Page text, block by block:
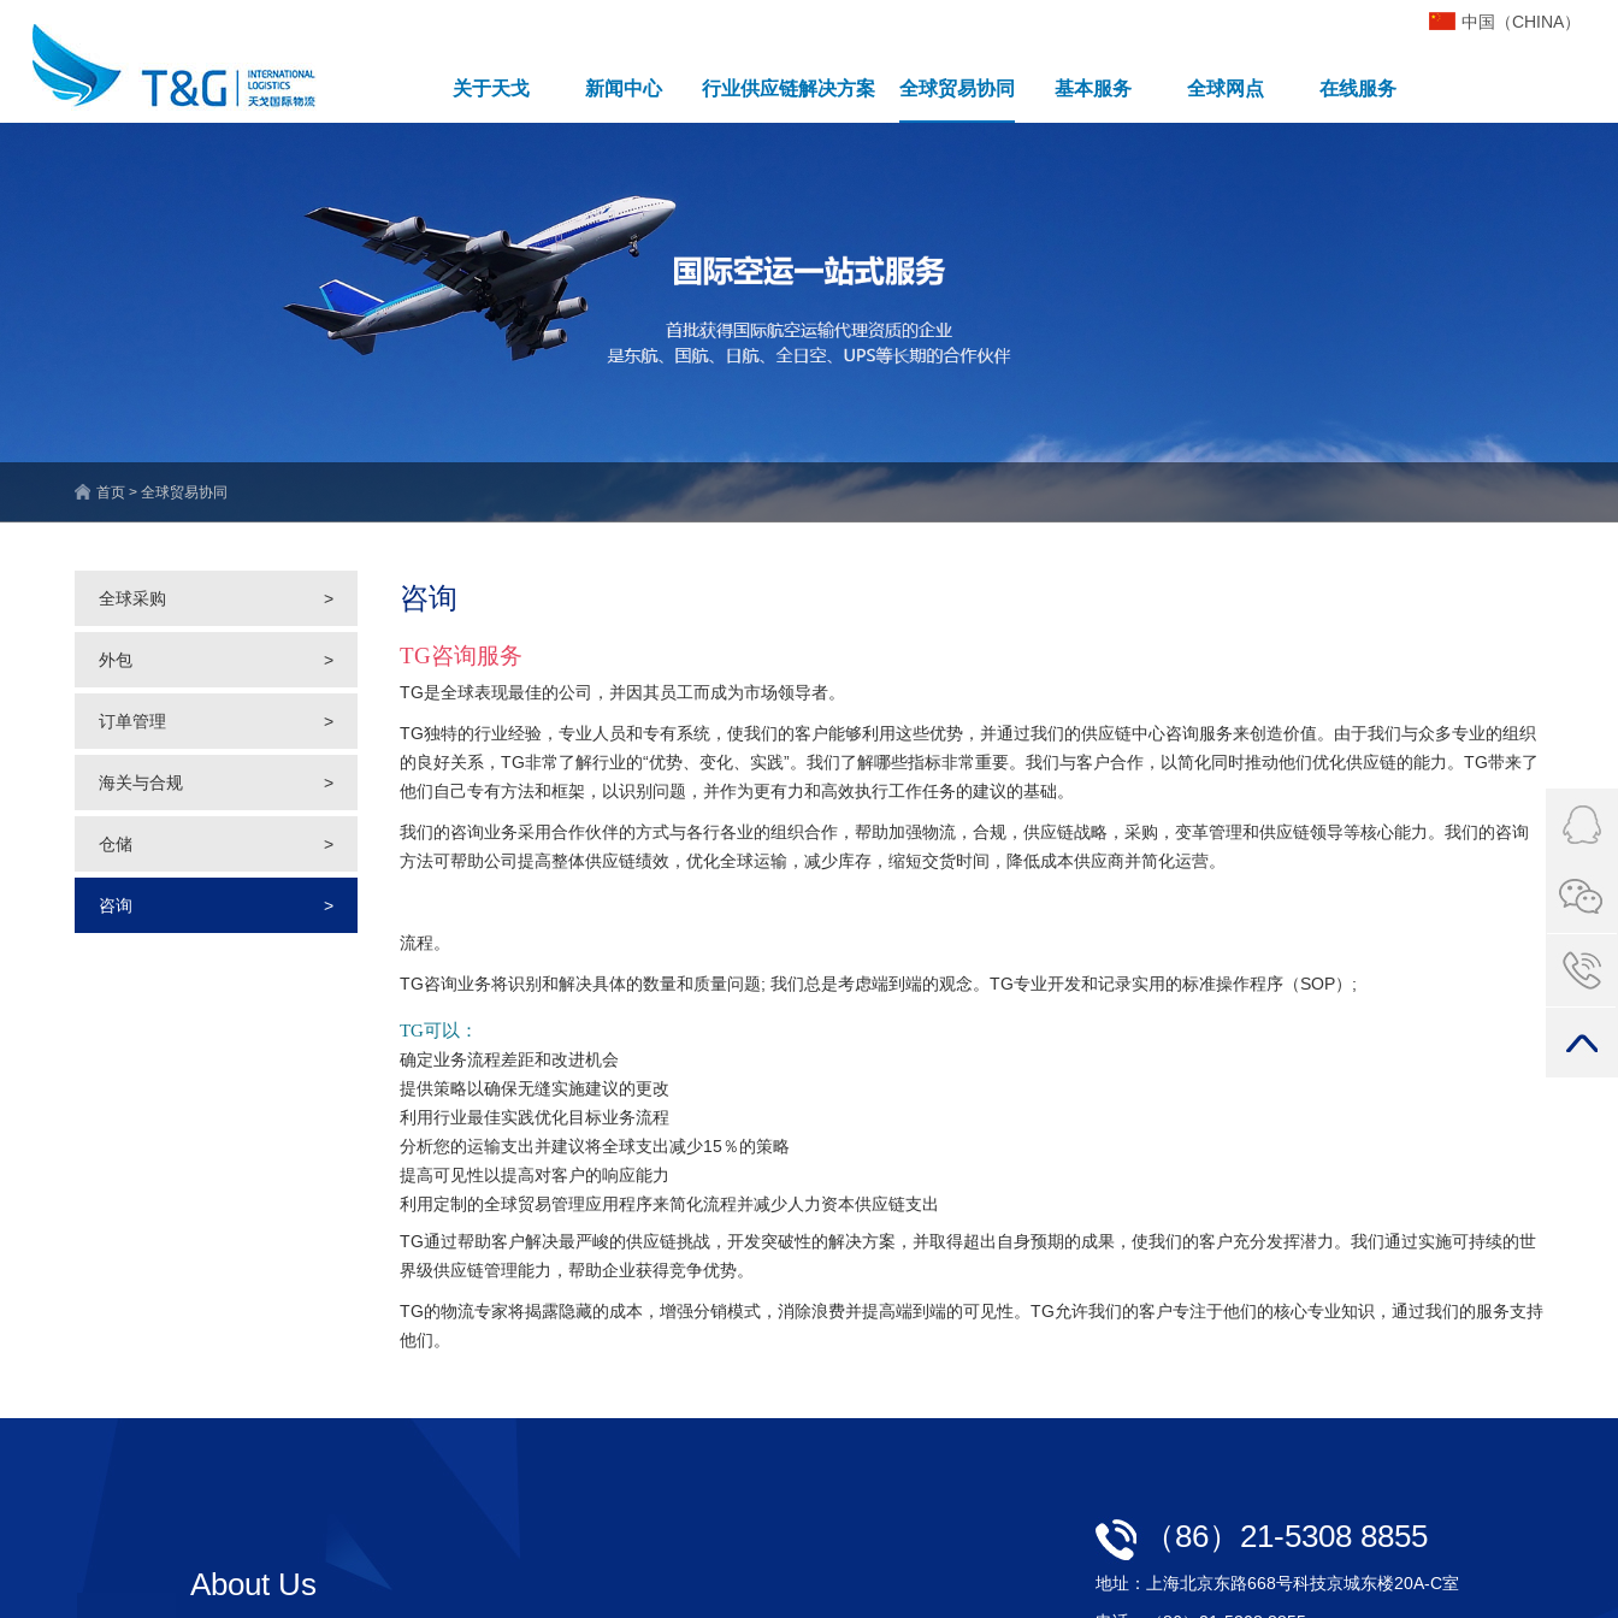
中国（CHINA）
关于天戈 新闻中心 行业供应链解决方案 全球贸易协同 基本服务 全球网点 在线服务
首页 > 全球贸易协同
咨询
TG咨询服务
TG是全球表现最佳的公司，并因其员工而成为市场领导者。
TG独特的行业经验，专业人员和专有系统，使我们的客户能够利用这些优势，并通过我们的供应链中心咨询服务来创造价值。 由于我们与众多专业的组织
的良好关系，TG非常了解行业的“优势、变化、实践”。我们了解哪些指标非常重要。我们与客户合作，以简化同时推动他们优化供应链的能力。 TG带来了
他们自己专有方法和框架，以识别 问题，并作为更有力和高效执行工作任务的建议的基础。
我们的咨询业务采用合作伙伴的方式与各行各业的组织合作，帮助加强物流，合规，供应链战略，采购，变革管理和供应链领导等核心能力。 我们的咨询
方法可帮助公司提高整体供应链绩效，优化全球运输，减少库存，缩短交货时间，降低成本供应商并简化运营。
流程。
TG咨询业务将识别和解决具体的数量和质量问题; 我们总是考虑端到端的观念。 TG专业开发和记录实用的标准操作程序（SOP）;
TG可以：
确定业务流程差距和改进机会
提供策略以确保无缝实施建议的更改
利用行业最佳实践优化目标业务流程
分析您的运输支出并建议将全球支出减少15％的策略
提高可见性以提高对客户的响应能力
利用定制的全球贸易管理应用程序来简化流程并减少人力资本供应链支出
TG通过帮助客户解决最严峻的供应链挑战，开发突破性的解决方案，并取得超出自身预期的成果，使我们的客户充分发挥潜力。 我们通过实施可持续的世
界级供应链管理能力，帮助企业获得竞争优势。
TG的物流专家将揭露隐藏的成本，增强分销模式，消除浪费并提高端到端的可见性。 TG允许我们的客户专注于他们的核心专业知识，通过我们的服务支持
他们。
>
全球采购
>
外包
>
订单管理
>
海关与合规
>
仓储
>
咨询
About Us
（86）21-5308 8855
地址：上海北京东路668号科技京城东楼20A-C室